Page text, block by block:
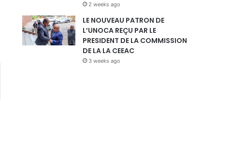
2 weeks ago
LE NOUVEAU PATRON DE
L’UNOCA REÇU PAR LE
PRESIDENT DE LA COMMISSION
DE LA LA CEEAC
3 weeks ago